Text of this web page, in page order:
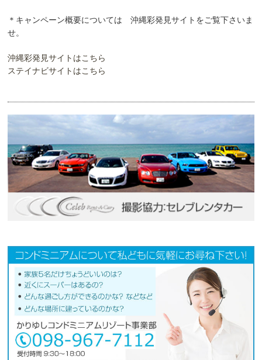
＊キャンペーン概要については 沖縄彩発見サイトをご覧下さいま
せ。
沖縄彩発見サイトはこちら
ステイナビサイトはこちら